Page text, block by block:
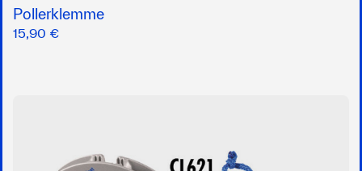
Pollerklemme
15,90 €